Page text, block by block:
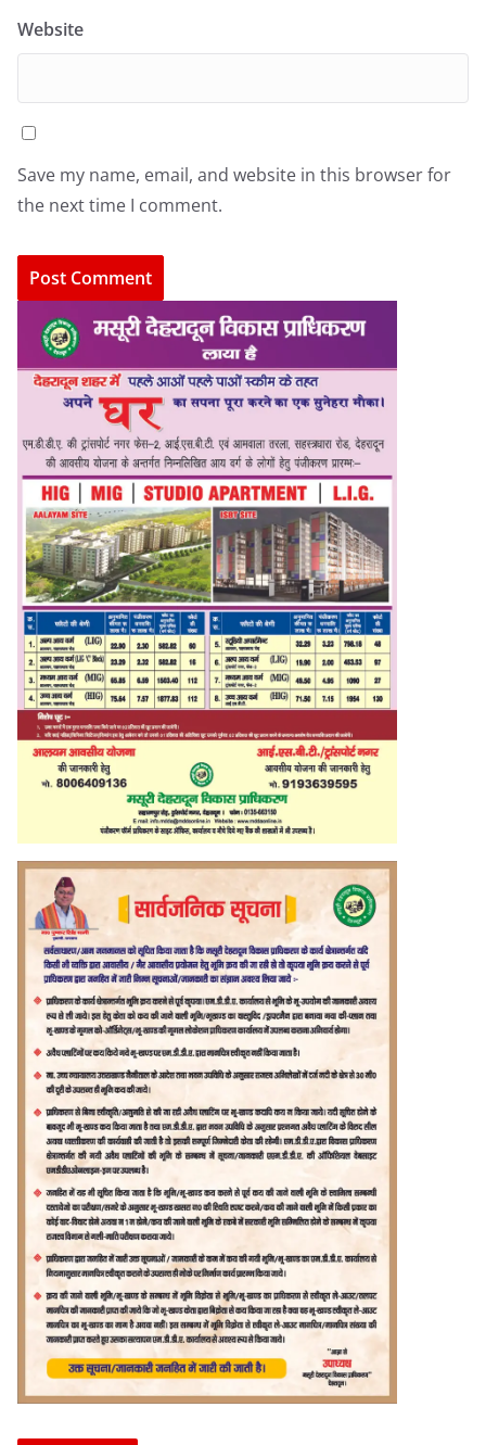
Website
Save my name, email, and website in this browser for
the next time I comment.